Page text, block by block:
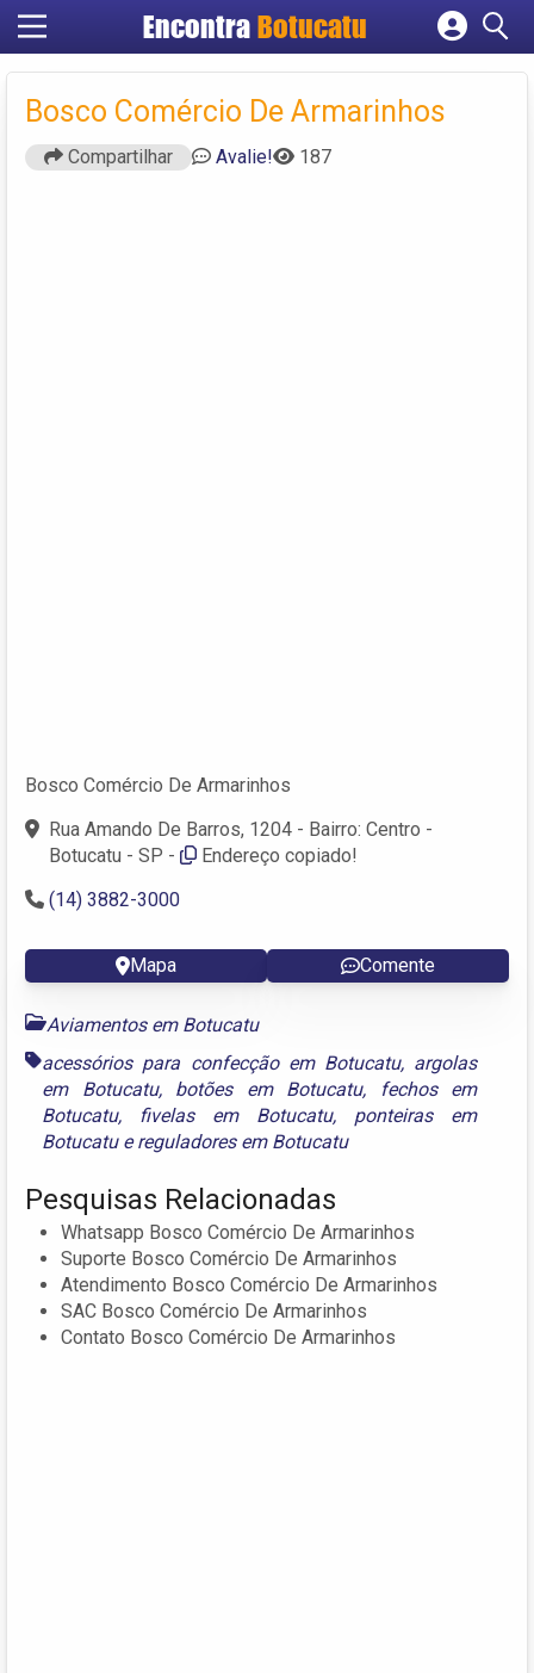
EncontraBotucatu
Cadastrar empresa
Criar conta
Bosco Comércio De Armarinhos
Compartilhar Avalie! 187
Bosco Comércio De Armarinhos
Rua Amando De Barros, 1204 - Bairro: Centro -
Botucatu - SP -
Endereço copiado!
(14) 3882-3000
Mapa Comente
Aviamentos em Botucatu
acessórios para confecção em Botucatu, argolas
em Botucatu, botões em Botucatu,
fechos em
Botucatu, fivelas em Botucatu, ponteiras em
Botucatuereguladores em Botucatu
Pesquisas Relacionadas
Whatsapp Bosco Comércio De Armarinhos
Suporte Bosco Comércio De Armarinhos
Atendimento Bosco Comércio De Armarinhos
SAC Bosco Comércio De Armarinhos
Contato Bosco Comércio De Armarinhos